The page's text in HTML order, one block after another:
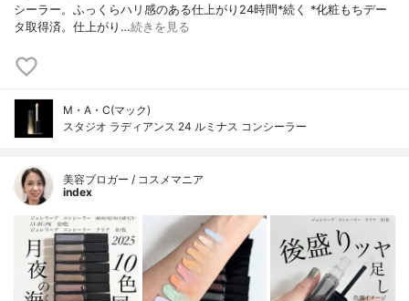
シーラー。ふっくらハリ感のある仕上がり24時間*続く *化粧もちデー
タ取得済。仕上がり…続きを見る
M・A・C(マック)
スタジオ ラディアンス 24 ルミナス コンシーラー
美容ブロガー / コスメマニア
index